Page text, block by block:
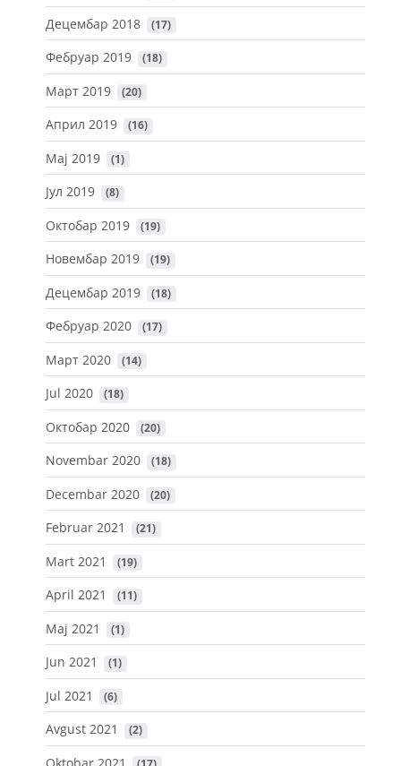
Децембар 2018 (17)
Фебруар 2019 (18)
Март 2019 (20)
Април 2019 (16)
Мај 2019 (1)
Јул 2019 (8)
Октобар 2019 (19)
Новембар 2019 (19)
Децембар 2019 (18)
Фебруар 2020 (17)
Март 2020 (14)
Jul 2020 (18)
Октобар 2020 (20)
Novembar 2020 (18)
Decembar 2020 (20)
Februar 2021 (21)
Mart 2021 (19)
April 2021 (11)
Maj 2021 (1)
Jun 2021 (1)
Jul 2021 (6)
Avgust 2021 (2)